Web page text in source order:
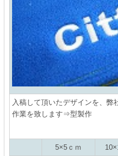
入稿して頂いたデザインを、弊
作業を致します⇒型製作
5×5ｃｍ